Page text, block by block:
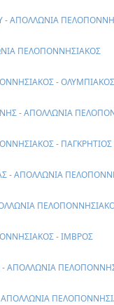
- ΑΠΟΛΛΩΝΙΑ
ΠΕΛΟΠΟΝΝΗΣΙΑΚΟΣ
-
- ΑΠΟΛΛΩΝΙΑ
-
- ΑΠΟΛΛΩΝΙΑ
- ΙΜΒΡΟΣ
ΑΠΟΛΛΩΝΙΑ
ΑΠΟΛΛΩΝΙΑ